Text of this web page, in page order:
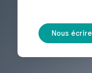
Nous écrire